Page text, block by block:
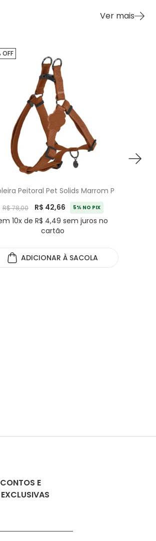
Ver mais
Peitoral Pet Solids Marrom P
R$ 78,00 R$ 42,66 5% NO PIX
10x de R$ 4,49 sem juros no
cartão
OFF
ADICIONAR À SACOLA
E